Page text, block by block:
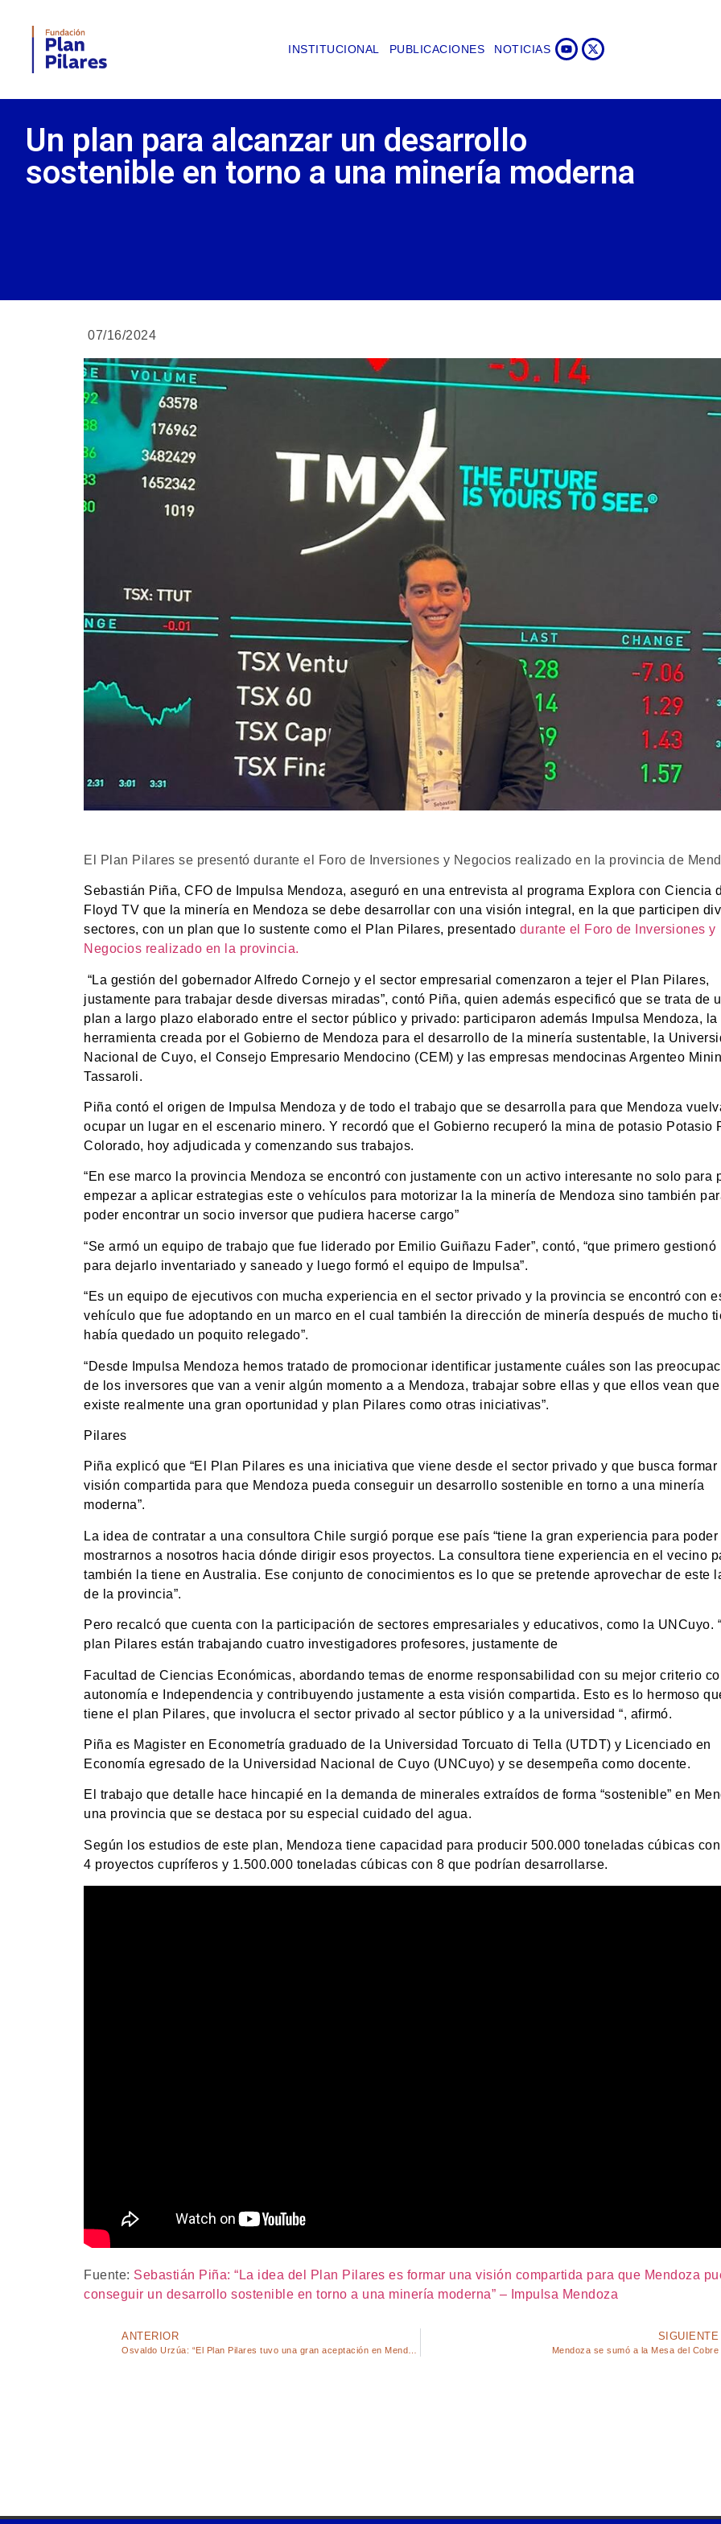
INSTITUCIONAL PUBLICACIONES NOTICIAS
Un plan para alcanzar un desarrollo
sostenible en torno a una minería moderna
07/16/2024
El Plan Pilares se presentó durante el Foro de Inversiones y Negocios realizado en la provincia de
Sebastián Piña, CFO de Impulsa Mendoza, aseguró en una entrevista al programa Explora con Ciencia
Floyd TV que la minería en Mendoza se debe desarrollar con una visión integral, en la que participen
sectores, con un plan que lo sustente como el Plan Pilares, presentado durante el Foro de Inversiones y
Negocios realizado en la provincia.
“La gestión del gobernador Alfredo Cornejo y el sector empresarial comenzaron a tejer el Plan Pilares,
justamente para trabajar desde diversas miradas”, contó Piña, quien además especificó que se trata de
plan a largo plazo elaborado entre el sector público y privado: participaron además Impulsa Mendoza, la
herramienta creada por el Gobierno de Mendoza para el desarrollo de la minería sustentable, la
Nacional de Cuyo, el Consejo Empresario Mendocino (CEM) y las empresas mendocinas Argenteo
Tassaroli.
Piña contó el origen de Impulsa Mendoza y de todo el trabajo que se desarrolla para que Mendoza
ocupar un lugar en el escenario minero. Y recordó que el Gobierno recuperó la mina de potasio Potasio
Colorado, hoy adjudicada y comenzando sus trabajos.
“En ese marco la provincia Mendoza se encontró con justamente con un activo interesante no solo para
empezar a aplicar estrategias este o vehículos para motorizar la la minería de Mendoza sino también
poder encontrar un socio inversor que pudiera hacerse cargo”
“Se armó un equipo de trabajo que fue liderado por Emilio Guiñazu Fader”, contó, “que primero gestionó
para dejarlo inventariado y saneado y luego formó el equipo de Impulsa”.
“Es un equipo de ejecutivos con mucha experiencia en el sector privado y la provincia se encontró con
vehículo que fue adoptando en un marco en el cual también la dirección de minería después de mucho
había quedado un poquito relegado”.
“Desde Impulsa Mendoza hemos tratado de promocionar identificar justamente cuáles son las
de los inversores que van a venir algún momento a a Mendoza, trabajar sobre ellas y que ellos vean que
existe realmente una gran oportunidad y plan Pilares como otras iniciativas”.
Pilares
Piña explicó que “El Plan Pilares es una iniciativa que viene desde el sector privado y que busca formar
visión compartida para que Mendoza pueda conseguir un desarrollo sostenible en torno a una minería
moderna”.
La idea de contratar a una consultora Chile surgió porque ese país “tiene la gran experiencia para poder
mostrarnos a nosotros hacia dónde dirigir esos proyectos. La consultora tiene experiencia en el vecino
también la tiene en Australia. Ese conjunto de conocimientos es lo que se pretende aprovechar de este
de la provincia”.
Pero recalcó que cuenta con la participación de sectores empresariales y educativos, como la UNCuyo.
plan Pilares están trabajando cuatro investigadores profesores, justamente de
Facultad de Ciencias Económicas, abordando temas de enorme responsabilidad con su mejor criterio
autonomía e Independencia y contribuyendo justamente a esta visión compartida. Esto es lo hermoso
tiene el plan Pilares, que involucra el sector privado al sector público y a la universidad “, afirmó.
Piña es Magister en Econometría graduado de la Universidad Torcuato di Tella (UTDT) y Licenciado en
Economía egresado de la Universidad Nacional de Cuyo (UNCuyo) y se desempeña como docente.
El trabajo que detalle hace hincapié en la demanda de minerales extraídos de forma “sostenible” en
una provincia que se destaca por su especial cuidado del agua.
Según los estudios de este plan, Mendoza tiene capacidad para producir 500.000 toneladas cúbicas
4 proyectos cupríferos y 1.500.000 toneladas cúbicas con 8 que podrían desarrollarse.
Fuente: Sebastián Piña: “La idea del Plan Pilares es formar una visión compartida para que Mendoza
conseguir un desarrollo sostenible en torno a una minería moderna” – Impulsa Mendoza
ANTERIOR SIGUIENTE
Mendoza se sumó a la Mesa del Cobre